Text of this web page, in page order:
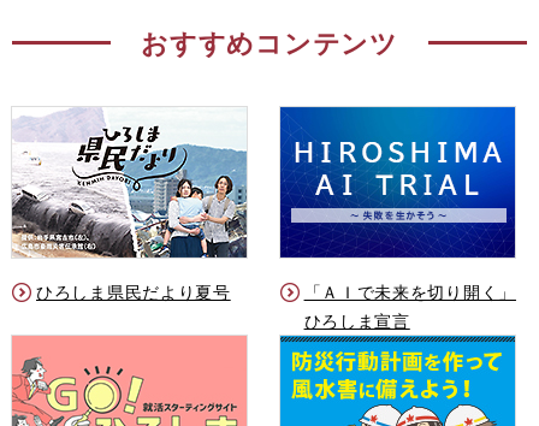
おすすめコンテンツ
ひろしま県民だより夏号
「ＡＩで未来を切り開く」
ひろしま宣言